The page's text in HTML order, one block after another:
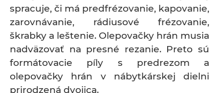
spracuje, či má predfrézovanie, kapovanie,
zarovnávanie, rádiusové frézovanie,
škrabky a leštenie. Olepovačky hrán musia
nadväzovať na presné rezanie. Preto sú
formátovacie píly s predrezom a
olepovačky hrán v nábytkárskej dielni
prirodzená dvojica.